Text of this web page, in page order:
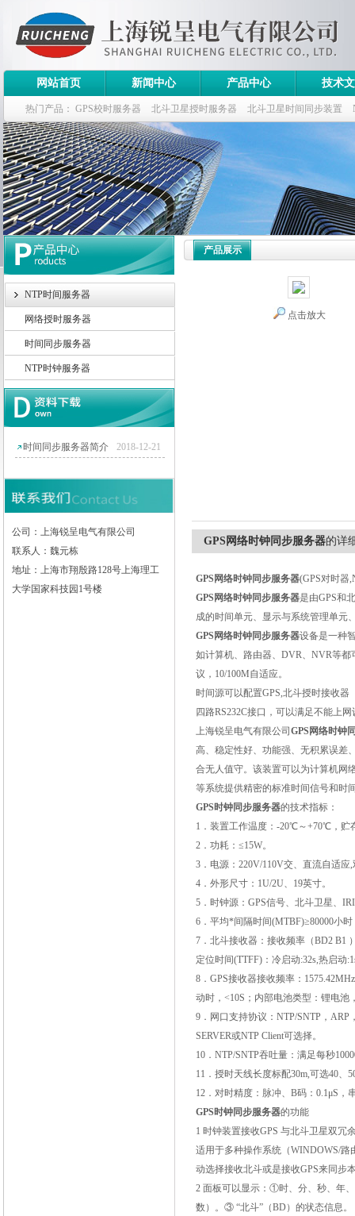
上海锐呈电气有限公司
网站首页 新闻中心 产品中心 技术
热门产品： GPS校时服务器 北斗卫星授时服务器 北斗卫星时间同步装置
斗卫星同步时钟指标
NTP时间服务器
网络授时服务器
时间同步服务器
NTP时钟服务器
时间同步服务器简介 2018-12-21
公司：上海锐呈电气有限公司
联系人：魏元栋
地址：上海市翔殷路128号上海理工
大学国家科技园1号楼
产品展示
点击放大
GPS网络时钟同步服务器的详
GPS 网络时钟同步服务器(GPS对时器
GPS 网络时钟同步服务器是由GPS和
成的时间单元、显示与系统管理单元
GPS 网络时钟同步服务器设备是一种
如计算机、路由器、 DVR、 NVR等都
议， 10/100M自适应。
时间源可以配置GPS,北斗授时接收器
四路RS232C接口，可以满足不能上
上海锐呈电气有限公司 GPS 网络时钟
高、稳定性好、功能强、无积累误差
合无人值守。该装置可以为计算机网
等系统提供精密的标准时间信号和时
GPS时钟同步服务器的技术指标：
1 ．装置工作温度： -20℃～+70℃，贮
2 ．功耗：≤15W。
3 ．电源： 220V/110V交、直流自适应,
4 ．外形尺寸： 1U/2U、 19英寸。
5 ．时钟源： GPS信号、北斗卫星、
6 ．平均*间隔时间(MTBF)≥80000小时
7 ．北斗接收器：接收频率（BD2 B1
定位时间(TTFF) ：冷启动:32s,热启动
8 ． GPS接收器接收频率： 1575.42MHz
动时，<10S ；内部电池类型：锂电池
9 ．网口支持协议： NTP/SNTP ， ARP
SERVER或NTP Client可选择。
10 ． NTP/SNTP吞吐量：满足每秒
11 ．授时天线长度标配30m,可选40、
12 ．对时精度：脉冲、 B码： 0.1μS ，
GPS时钟同步服务器的功能
1 时钟装置接收GPS 与北斗卫星双冗
适用于多种操作系统（WINDOWS/路
动选择接收北斗或是接收GPS来同步
2 面板可以显示：①时、分、秒、年
数）。③ “北斗”（BD）的状态信息。